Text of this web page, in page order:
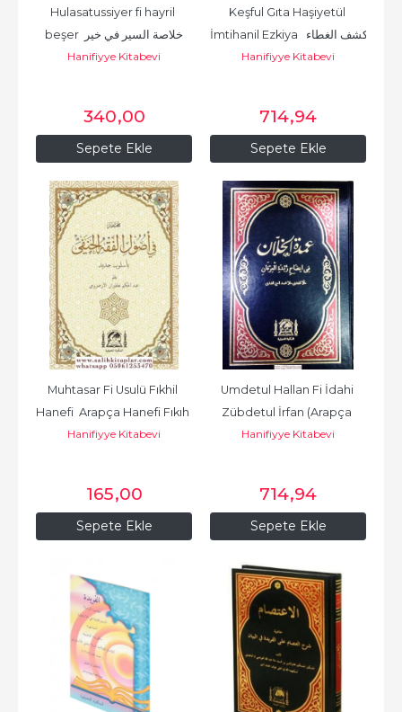
Sepete Ekle
Hulasatussiyer fi hayril
beşer خلاصة السير في خير
البشر
Hanifiyye Kitabevi
340,00
Sepete Ekle
Keşful Gıta Haşiyetül
İmtihanil Ezkiya  كشف الغطاء
حاشية إمتحان الأذكياء
Hanifiyye Kitabevi
714,94
Sepete Ekle
Muhtasar Fi Usulü Fıkhil
Hanefi  Arapça Hanefi Fıkıh
Usulü Rahle Boy
Hanifiyye Kitabevi
165,00
Sepete Ekle
Umdetul Hallan Fi İdahi
Zübdetul İrfan (Arapça
Kıraat Eski Dizgi)
Hanifiyye Kitabevi
714,94